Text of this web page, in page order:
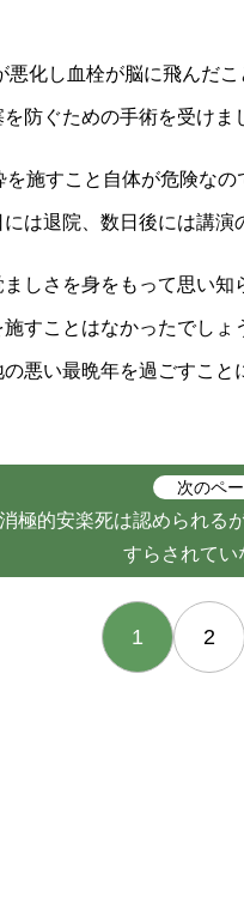
悪化し血栓が脳に飛んだ
防ぐための手術を受けま
施すこと自体が危険な
は退院、数日後には講演
しさを身をもって思い
すことはなかったでし
悪い最晩年を過ごすこと
次のペ
消極的安楽死は認められる
すらされてい
1 2